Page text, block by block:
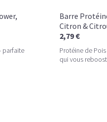
résultats visibles
parfaite
Barre
Citron &
2,79 €
Protéine de
qui vous